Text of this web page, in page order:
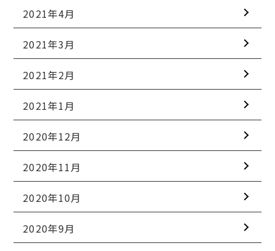
2021年4月
2021年3月
2021年2月
2021年1月
2020年12月
2020年11月
2020年10月
2020年9月